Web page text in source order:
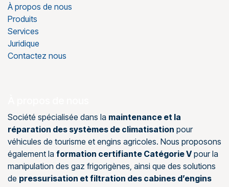
À propos de nous
Produits
Services
Juridique
Contactez nous
Société spécialisée dans la maintenance et la
réparation des systèmes de climatisation pour
véhicules de tourisme et engins agricoles. Nous proposons
également la formation certifiante Catégorie Vpour la
manipulation des gaz frigorigènes, ainsi que des solutions
de pressurisation et filtration des cabines d’engins